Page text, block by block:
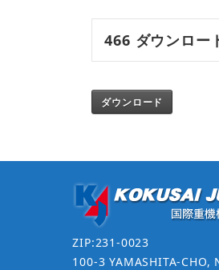
466 ダウンロー
ダウンロード
ZIP:231-0023
100-3 YAMASHITA-CHO,